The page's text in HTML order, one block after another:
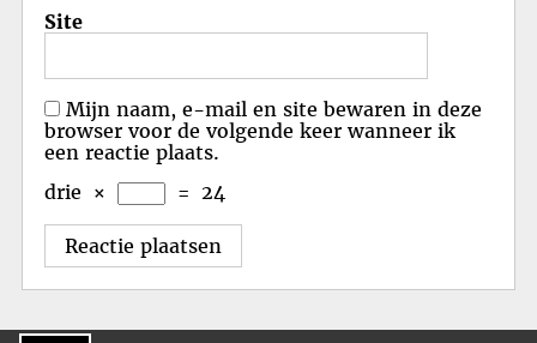
Site
Mijn naam, e-mail en site bewaren in deze
browser voor de volgende keer wanneer ik
een reactie plaats.
drie × = 24